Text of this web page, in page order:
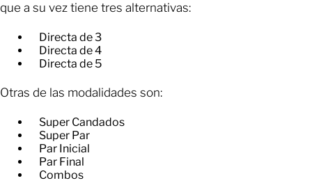
que a su vez tiene tres alternativas:
Directa de 3
Directa de 4
Directa de 5
Otras de las modalidades son:
Super Candados
Super Par
Par Inicial
Par Final
Combos